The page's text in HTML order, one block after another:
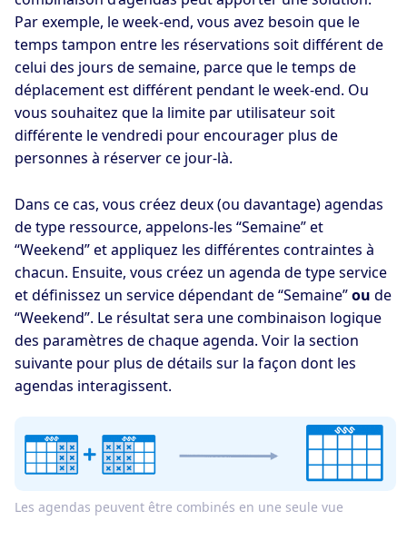
Par exemple, le week-end, vous avez besoin que le
temps tampon entre les réservations soit différent de
celui des jours de semaine, parce que le temps de
déplacement est différent pendant le week-end. Ou
vous souhaitez que la limite par utilisateur soit
différente le vendredi pour encourager plus de
personnes à réserver ce jour-là.
Dans ce cas, vous créez deux (ou davantage) agendas
de type ressource, appelons-les “Semaine” et
“Weekend” et appliquez les différentes contraintes à
chacun. Ensuite, vous créez un agenda de type service
et définissez un service dépendant de “Semaine”ou de
“Weekend”. Le résultat sera une combinaison logique
des paramètres de chaque agenda. Voir la section
suivante pour plus de détails sur la façon dont les
agendas interagissent.
Les agendas peuvent être combinés en une seule vue